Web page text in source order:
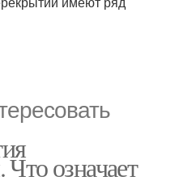
означает